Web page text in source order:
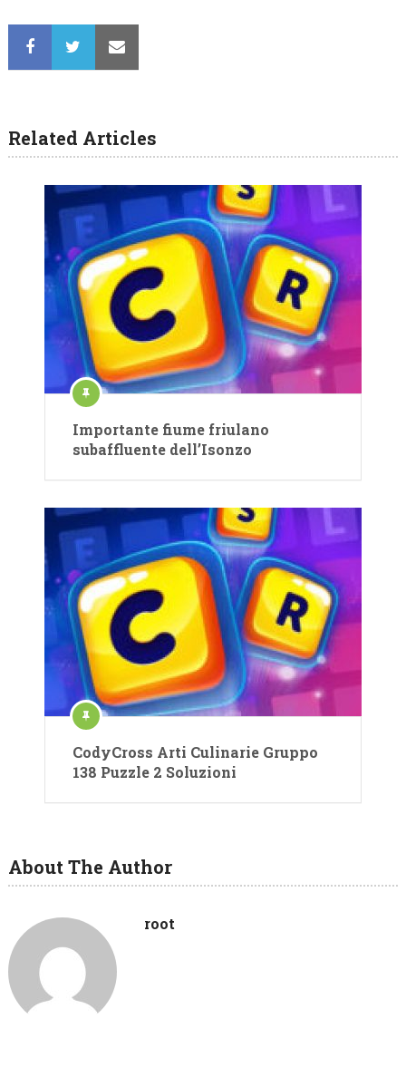
Related Articles
Importante fiume friulano
subaffluente dell’Isonzo
CodyCross Arti Culinarie Gruppo
138 Puzzle 2 Soluzioni
About The Author
root